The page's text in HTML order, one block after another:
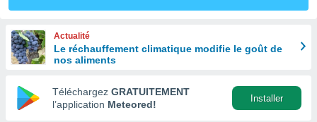
en
Actualité
Le réchauffement climatique modifie le goût de
nos aliments
Téléchargez GRATUITEMENT
l’application Meteored!
Installer